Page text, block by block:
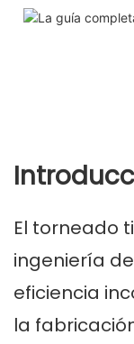
El torneado
ingeniería
eficiencia
la